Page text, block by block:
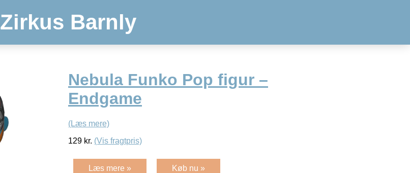
Zirkus Barnly
Nebula Funko Pop figur –
Endgame
(Læs mere)
129 kr. (Vis fragtpris)
Læs mere » Køb nu »